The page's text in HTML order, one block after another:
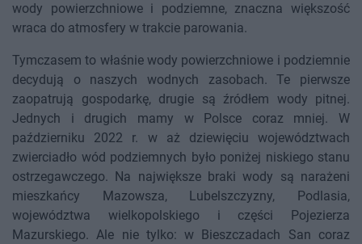
wody powierzchniowe i podziemne, znaczna większość
wraca do atmosfery w trakcie parowania.
Tymczasem to właśnie wody powierzchniowe i podziemnie
decydują o naszych wodnych zasobach. Te pierwsze
zaopatrują gospodarkę, drugie są źródłem wody pitnej.
Jednych i drugich mamy w Polsce coraz mniej. W
październiku 2022 r. w aż dziewięciu województwach
zwierciadło wód podziemnych było poniżej niskiego stanu
ostrzegawczego. Na największe braki wody są narażeni
mieszkańcy Mazowsza, Lubelszczyzny, Podlasia,
województwa wielkopolskiego i części Pojezierza
Mazurskiego. Ale nie tylko: w Bieszczadach San coraz